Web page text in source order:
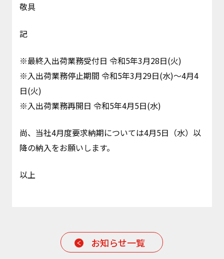
敬具
記
※最終入出荷業務受付日 令和5年3月28日(火)
※入出荷業務停止期間 令和5年3月29日(水)～4月4
日(火)
※入出荷業務再開日 令和5年4月5日(水)
尚、当社4月度要求納期については4月5日（水）以
降の納入をお願いします。
以上
お知らせ一覧